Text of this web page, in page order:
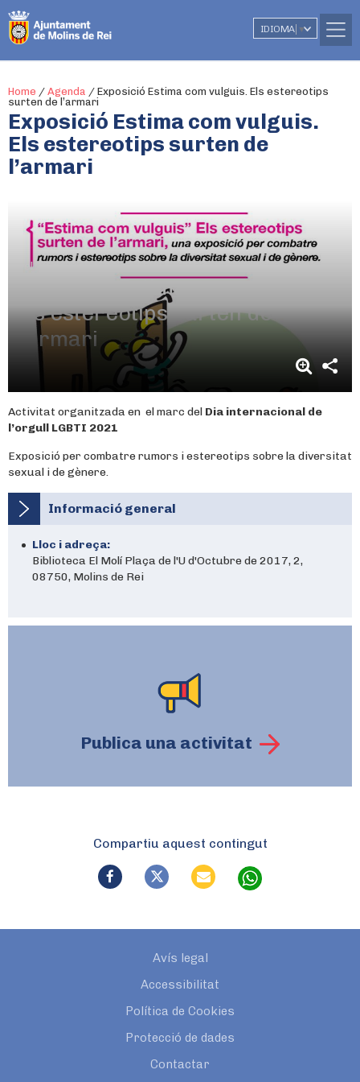
IDIOMA ▼
Home / Agenda / Exposició Estima com vulguis. Els estereotips
surten de l’armari
Exposició Estima com vulguis.
Els estereotips surten de
l’armari
Del 28 de juny al 29 de juliol
Exposició Estima com vulguis.
Els estereotips surten de
l’armari
Activitat organitzada en el marc del Dia internacional de
l’orgull LGBTI 2021
Exposició per combatre rumors i estereotips sobre la diversitat
sexual i de gènere.
Informació general
Lloc i adreça:
Biblioteca El Molí Plaça de l'U d'Octubre de 2017, 2,
08750, Molins de Rei
Publica una activitat
Compartiu aquest contingut
Avís legal
Accessibilitat
Política de Cookies
Protecció de dades
Contactar